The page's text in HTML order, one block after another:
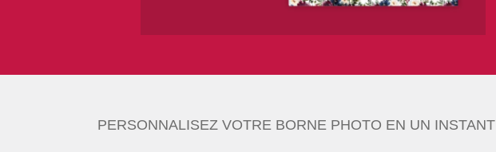
PERSONNALISEZ VOTRE BORNE PHOTO EN UN INSTANT